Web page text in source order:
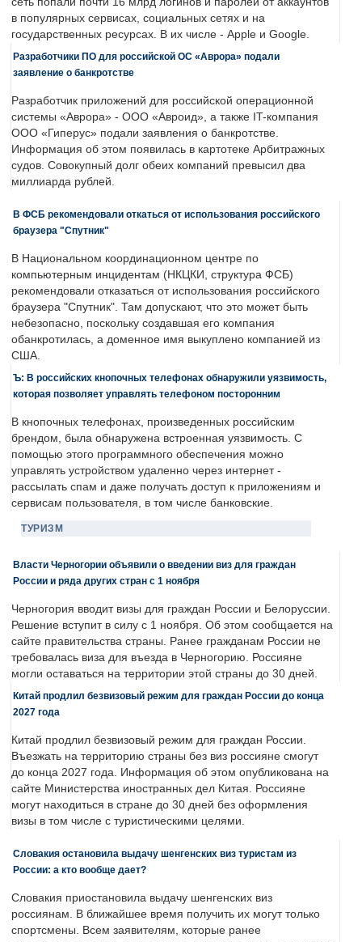
в популярных сервисах, социальных сетях и на
государственных ресурсах. В их числе - Apple и Google.
Разработчики ПО для российской ОС «Аврора» подали
заявление о банкротстве
Разработчик приложений для российской операционной
системы «Аврора» - ООО «Авроид», а также IT-компания
ООО «Гиперус» подали заявления о банкротстве.
Информация об этом появилась в картотеке Арбитражных
судов. Совокупный долг обеих компаний превысил два
миллиарда рублей.
В ФСБ рекомендовали откаться от использования российского
браузера "Спутник"
В Национальном координационном центре по
компьютерным инцидентам (НКЦКИ, структура ФСБ)
рекомендовали отказаться от использования российского
браузера "Спутник". Там допускают, что это может быть
небезопасно, поскольку создавшая его компания
обанкротилась, а доменное имя выкуплено компанией из
США.
Ъ: В российских кнопочных телефонах обнаружили уязвимость,
которая позволяет управлять телефоном посторонним
В кнопочных телефонах, произведенных российским
брендом, была обнаружена встроенная уязвимость. С
помощью этого программного обеспечения можно
управлять устройством удаленно через интернет -
рассылать спам и даже получать доступ к приложениям и
сервисам пользователя, в том числе банковские.
ТУРИЗМ
Власти Черногории объявили о введении виз для граждан
России и ряда других стран с 1 ноября
Черногория вводит визы для граждан России и Белоруссии.
Решение вступит в силу с 1 ноября. Об этом сообщается на
сайте правительства страны. Ранее гражданам России не
требовалась виза для въезда в Черногорию. Россияне
могли оставаться на территории этой страны до 30 дней.
Китай продлил безвизовый режим для граждан России до конца
2027 года
Китай продлил безвизовый режим для граждан России.
Въезжать на территорию страны без виз россияне смогут
до конца 2027 года. Информация об этом опубликована на
сайте Министерства иностранных дел Китая. Россияне
могут находиться в стране до 30 дней без оформления
визы в том числе с туристическими целями.
Словакия остановила выдачу шенгенских виз туристам из
России: а кто вообще дает?
Словакия приостановила выдачу шенгенских виз
россиянам. В ближайшее время получить их могут только
спортсмены. Всем заявителям, которые ранее